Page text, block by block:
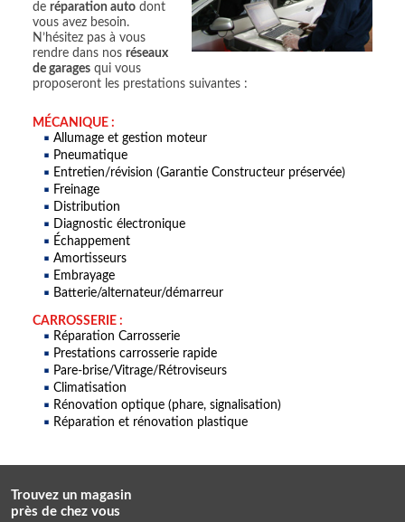
de réparation auto dont
vous avez besoin.
N’hésitez pas à vous
rendre dans nos réseaux
de garages qui vous
proposeront les prestations suivantes :
MÉCANIQUE :
Allumage et gestion moteur
Pneumatique
Entretien/révision (Garantie Constructeur préservée)
Freinage
Distribution
Diagnostic électronique
Échappement
Amortisseurs
Embrayage
Batterie/alternateur/démarreur
CARROSSERIE :
Réparation Carrosserie
Prestations carrosserie rapide
Pare-brise/Vitrage/Rétroviseurs
Climatisation
Rénovation optique (phare, signalisation)
Réparation et rénovation plastique
Trouvez un magasin
près de chez vous